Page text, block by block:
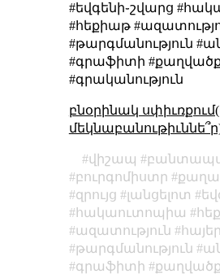
#եվգենի֊շվարց
#հեքիաթ
#թարգմանություն
#գրաֆիտի #քաղվածք
#գրականություն
բնօրինակ
վիշապ
բուրգոմիստր
զրույց
լանցելոտ
հակաուտոպիա
ազատություն
թարգմանություն
գրաֆիտի
քաղվածք